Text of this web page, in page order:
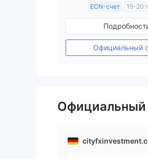
ECN-счет
15-20
Регулирование в
Маркет-Мейкинг
Основной
Официальный
Официальный